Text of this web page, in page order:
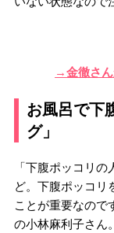
→金徹さん
お風呂で下
グ」
「下腹ポッコリ
ど。下腹ポッコリ
ことが重要なので
の小林麻利子さん